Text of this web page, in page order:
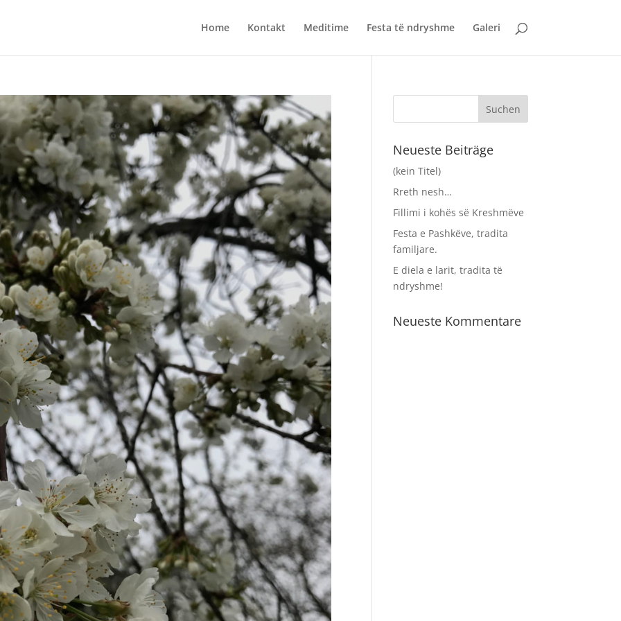
Home Kontakt Meditime Festa të ndryshme Galeri
Neueste Beiträge
(kein Titel)
Rreth nesh…
Fillimi i kohës së Kreshmëve
Festa e Pashkëve, tradita
familjare.
E diela e larit, tradita të
ndryshme!
Neueste Kommentare